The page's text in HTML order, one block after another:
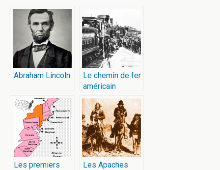
Abraham Lincoln
Le chemin de fer
américain
Les premiers
Les Apaches